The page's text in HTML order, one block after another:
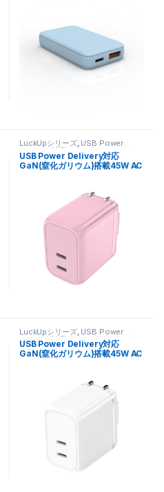
LuckUpシリーズ, USB Power
Delivery 対応,スマートフォン・タ
ブレット関連, 充電器
USB Power Delivery対応
GaN(窒化ガリウム)搭載45W AC
LuckUpシリーズ, USB Power
Delivery 対応,スマートフォン・タ
ブレット関連, 充電器
USB Power Delivery対応
GaN(窒化ガリウム)搭載45W AC